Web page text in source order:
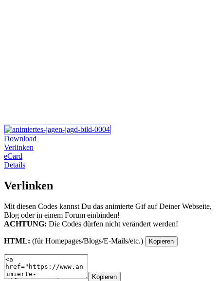
Download
Verlinken
eCard
Details
Verlinken
Mit diesen Codes kannst Du das animierte Gif auf Deiner Webseite,
Blog oder in einem Forum einbinden!
ACHTUNG: Die Codes dürfen nicht verändert werden!
HTML: (für Homepages/Blogs/E-Mails/etc.) Kopieren
Kopieren